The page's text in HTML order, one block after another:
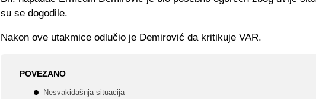
su se dogodile.
Nakon ove utakmice odlučio je Demirović da kritikuje VAR.
POVEZANO
Nesvakidašnja situacija